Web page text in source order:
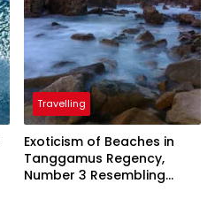
Travelling
Exoticism of Beaches in
Tanggamus Regency,
Number 3 Resembling